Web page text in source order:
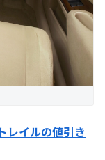
レイルの値引き